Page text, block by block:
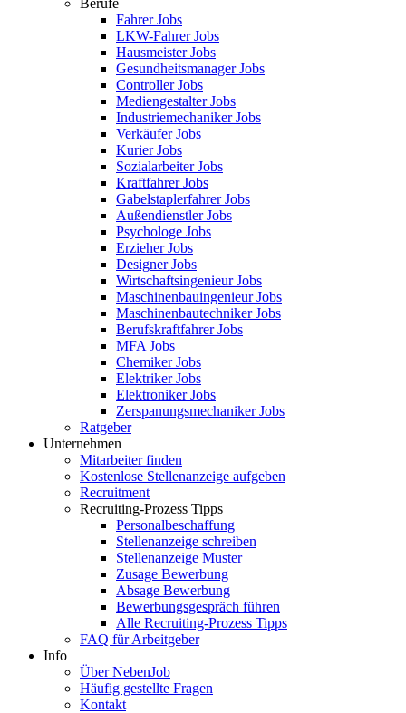
Berufe
Fahrer Jobs
LKW-Fahrer Jobs
Hausmeister Jobs
Gesundheitsmanager Jobs
Controller Jobs
Mediengestalter Jobs
Industriemechaniker Jobs
Verkäufer Jobs
Kurier Jobs
Sozialarbeiter Jobs
Kraftfahrer Jobs
Gabelstaplerfahrer Jobs
Außendienstler Jobs
Psychologe Jobs
Erzieher Jobs
Designer Jobs
Wirtschaftsingenieur Jobs
Maschinenbauingenieur Jobs
Maschinenbautechniker Jobs
Berufskraftfahrer Jobs
MFA Jobs
Chemiker Jobs
Elektriker Jobs
Elektroniker Jobs
Zerspanungsmechaniker Jobs
Ratgeber
Unternehmen
Mitarbeiter finden
Kostenlose Stellenanzeige aufgeben
Recruitment
Recruiting-Prozess Tipps
Personalbeschaffung
Stellenanzeige schreiben
Stellenanzeige Muster
Zusage Bewerbung
Absage Bewerbung
Bewerbungsgespräch führen
Alle Recruiting-Prozess Tipps
FAQ für Arbeitgeber
Info
Über NebenJob
Häufig gestellte Fragen
Kontakt